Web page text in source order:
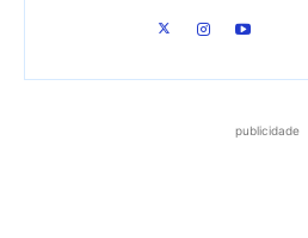
publicidade